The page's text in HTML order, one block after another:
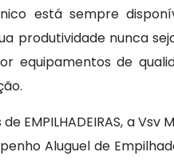
está sempre
produtividade nunca
equipamentos de
EMPILHADEIRAS, a Vsv
Aluguel de